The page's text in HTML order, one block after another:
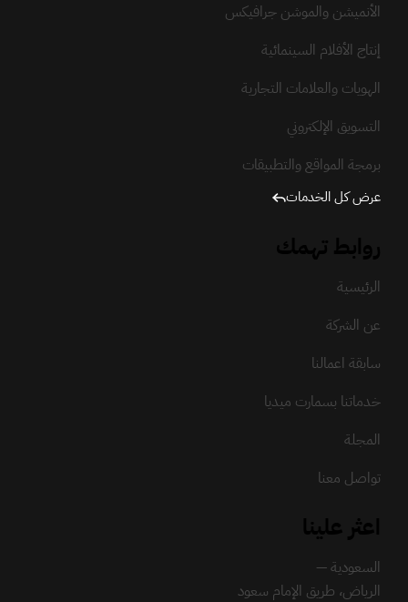
الأنميشن والموشن جرافيكس
إنتاج الأفلام السينمائية
الهويات والعلامات التجارية
التسويق الإلكتروني
برمجة المواقع والتطبيقات
عرض كل الخدمات
الرئيسية
عن الشركة
سابقة اعمالنا
خدماتنا بسمارت ميديا
المجلة
تواصل معنا
السعودية —
الرياض، طريق الإمام سعود